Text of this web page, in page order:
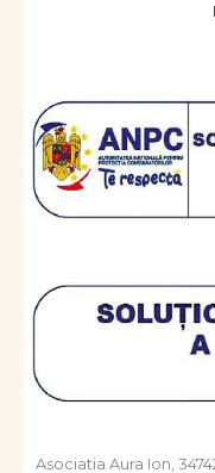
Asociatia Aura Ion,